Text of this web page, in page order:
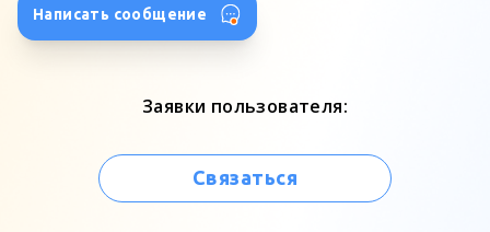
Написать сообщение
Заявки пользователя:
Связаться